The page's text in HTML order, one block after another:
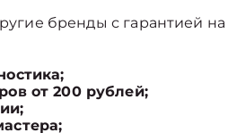
бренды с гарантией на
от 200 рублей;